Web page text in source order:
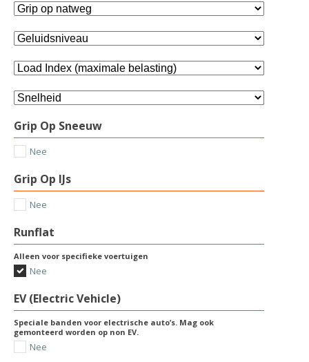
Grip Op Sneeuw
Nee
Grip Op IJs
Nee
Runflat
Alleen voor specifieke voertuigen
Nee
EV (Electric Vehicle)
Speciale banden voor electrische auto’s. Mag ook
gemonteerd worden op non EV.
Nee